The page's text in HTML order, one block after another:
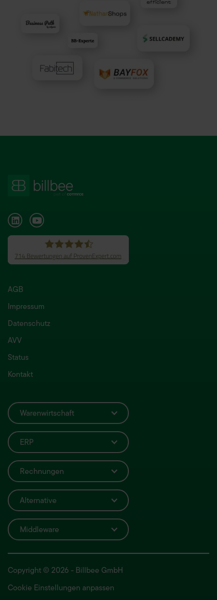
AGB
Impressum
Datenschutz
AVV
Status
Kontakt
Warenwirtschaft
ERP
Rechnungen
Alternative
Middleware
Copyright © 2026 - Billbee GmbH
Cookie Einstellungen anpassen